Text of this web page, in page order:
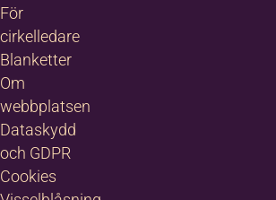
För
cirkelledare
Blanketter
Om
webbplatsen
Dataskydd
och GDPR
Cookies